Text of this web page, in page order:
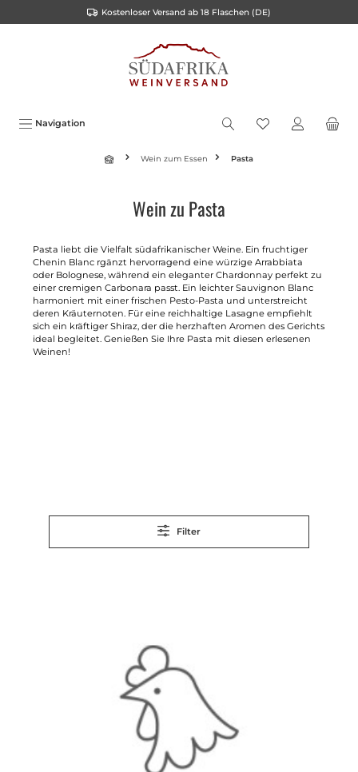
Kostenloser Versand ab 18 Flaschen (DE)
Navigation
Wein zum Essen Pasta
Wein zu Pasta
Pasta liebt die Vielfalt südafrikanischer Weine. Ein fruchtiger
Chenin Blanc rgänzt hervorragend eine würzige Arrabbiata
oder Bolognese, während ein eleganter Chardonnay perfekt zu
einer cremigen Carbonara passt. Ein leichter Sauvignon Blanc
harmoniert mit einer frischen Pesto-Pasta und unterstreicht
deren Kräuternoten. Für eine reichhaltige Lasagne empfiehlt
sich ein kräftiger Shiraz, der die herzhaften Aromen des Gerichts
ideal begleitet. Genießen Sie Ihre Pasta mit diesen erlesenen
Weinen!
Filter